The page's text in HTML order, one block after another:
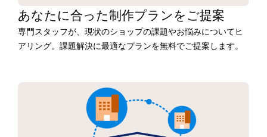
あなたに合った制作プランをご提案
専門スタッフが、現状のショップの課題やお悩みについてヒ
アリング。課題解決に最適なプランを無料でご提案します。